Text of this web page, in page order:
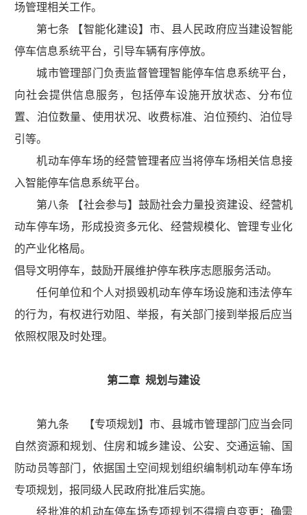
场管理相关工作。
第七条 【智能化建设】市、县人民政府应当建设智能
停车信息系统平台，引导车辆有序停放。
城市管理部门负责监督管理智能停车信息系统平台，
向社会提供信息服务，包括停车设施开放状态、分布位
置、泊位数量、使用状况、收费标准、泊位预约、泊位导
引等。
机动车停车场的经营管理者应当将停车场相关信息接
入智能停车信息系统平台。
第八条 【社会参与】鼓励社会力量投资建设、经营机
动车停车场，形成投资多元化、经营规模化、管理专业化
的产业化格局。
倡导文明停车，鼓励开展维护停车秩序志愿服务活动。
任何单位和个人对损毁机动车停车场设施和违法停车
的行为，有权进行劝阻、举报，有关部门接到举报后应当
依照权限及时处理。
第二章 规划与建设
第九条 【专项规划】市、县城市管理部门应当会同
自然资源和规划、住房和城乡建设、公安、交通运输、国
防动员等部门，依据国土空间规划组织编制机动车停车场
专项规划，报同级人民政府批准后实施。
经批准的机动车停车场专项规划不得擅自变更；确需